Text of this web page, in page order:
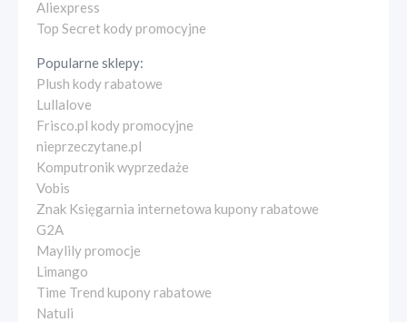
Aliexpress
Top Secret kody promocyjne
Popularne sklepy:
Plush kody rabatowe
Lullalove
Frisco.pl kody promocyjne
nieprzeczytane.pl
Komputronik wyprzedaże
Vobis
Znak Księgarnia internetowa kupony rabatowe
G2A
Maylily promocje
Limango
Time Trend kupony rabatowe
Natuli